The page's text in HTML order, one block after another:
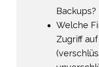
Backups?
Welche
Zugriff